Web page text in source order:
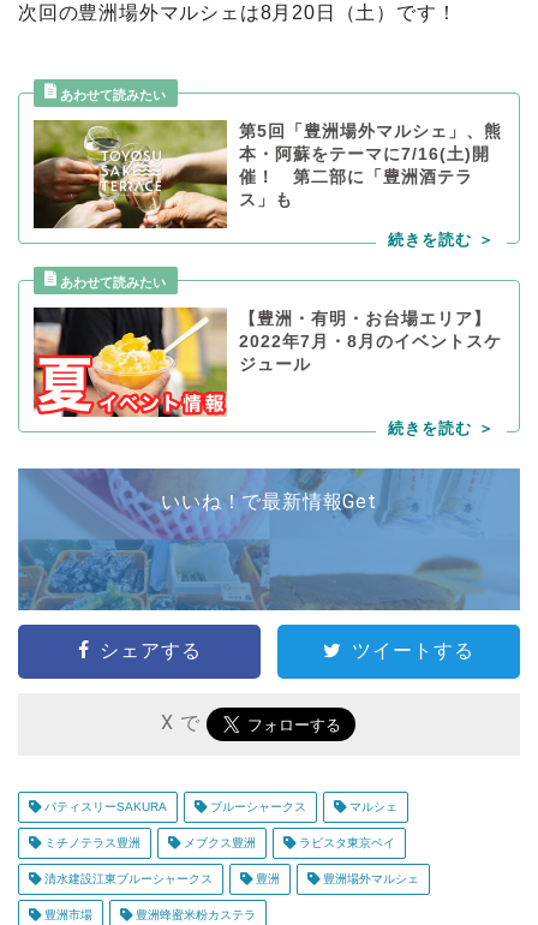
次回の豊洲場外マルシェは8月20日（土）です！
第5回「豊洲場外マルシェ」、熊
本・阿蘇をテーマに7/16(土)開
催！ 第二部に「豊洲酒テラ
ス」も
【豊洲・有明・お台場エリア】
2022年7月・8月のイベントスケ
ジュール
いいね！で最新情報Get
シェアする ツイートする
X で
パティスリーSAKURA ブルーシャークス マルシェ
ミチノテラス豊洲 メブクス豊洲 ラビスタ東京ベイ
清水建設江東ブルーシャークス 豊洲 豊洲場外マルシェ
豊洲市場 豊洲蜂蜜米粉カステラ